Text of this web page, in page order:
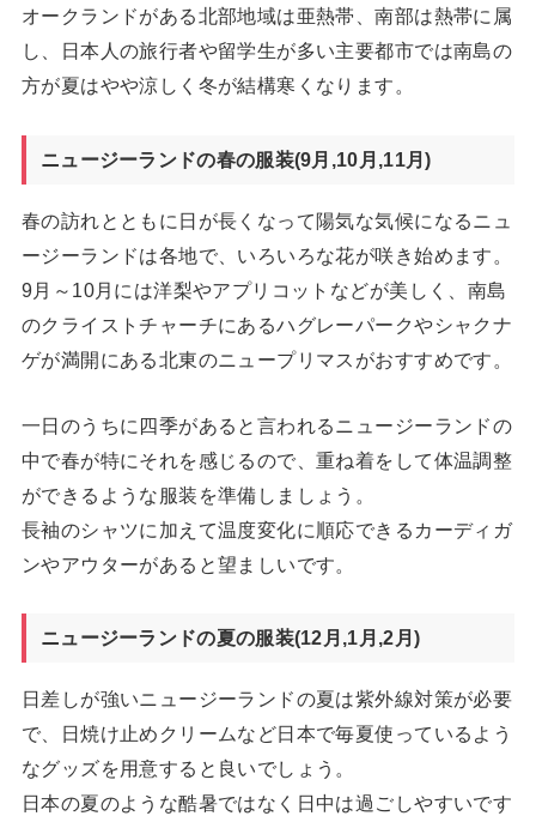
オークランドがある北部地域は亜熱帯、南部は熱帯に属
し、日本人の旅行者や留学生が多い主要都市では南島の
方が夏はやや涼しく冬が結構寒くなります。
ニュージーランドの春の服装(9月,10月,11月)
春の訪れとともに日が長くなって陽気な気候になるニュ
ージーランドは各地で、いろいろな花が咲き始めます。
9月～10月には洋梨やアプリコットなどが美しく、南島
のクライストチャーチにあるハグレーパークやシャクナ
ゲが満開にある北東のニュープリマスがおすすめです。
一日のうちに四季があると言われるニュージーランドの
中で春が特にそれを感じるので、重ね着をして体温調整
ができるような服装を準備しましょう。
長袖のシャツに加えて温度変化に順応できるカーディガ
ンやアウターがあると望ましいです。
ニュージーランドの夏の服装(12月,1月,2月)
日差しが強いニュージーランドの夏は紫外線対策が必要
で、日焼け止めクリームなど日本で毎夏使っているよう
なグッズを用意すると良いでしょう。
日本の夏のような酷暑ではなく日中は過ごしやすいです